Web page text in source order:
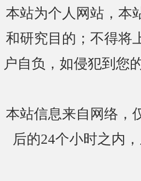
本站为个人网站，本
和研究目的；不得将
户自负，如侵犯到您
本站信息来自网络，
后的24个小时之内